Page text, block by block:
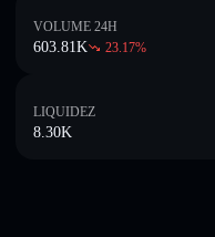
VOLUME 24H
603.81K 23.17%
LIQUIDEZ
8.30K